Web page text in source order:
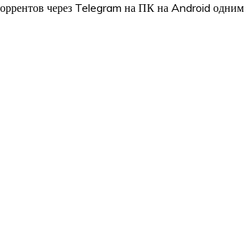
через Telegram на ПК на Android